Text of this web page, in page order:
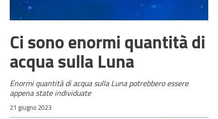
Ci sono enormi quantità di
acqua sulla Luna
Enormi quantità di acqua sulla Luna potrebbero essere
appena state individuate
21 giugno 2023